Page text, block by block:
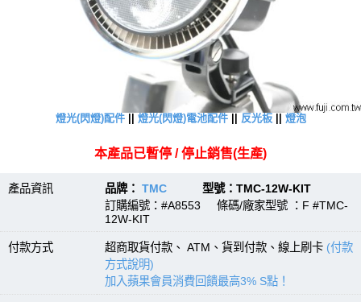
燈光(閃燈)配件|| 燈光(閃燈)電池配件|| 反光板|| 燈泡
本產品已暫停 / 停止銷售(生產)
產品資訊 品牌： TMC 型號：TMC-12W-KIT
訂購編號：#A8553 條碼/廠家型號 ：F #TMC-
12W-KIT
付款方式 超商取貨付款、 ATM、貨到付款、線上刷卡 (付款
方式說明)
加入蘋果會員消費回饋最高3% S點！